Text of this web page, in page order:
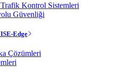
Kontrol Sistemleri
Güvenliği
Edge
Çözümleri